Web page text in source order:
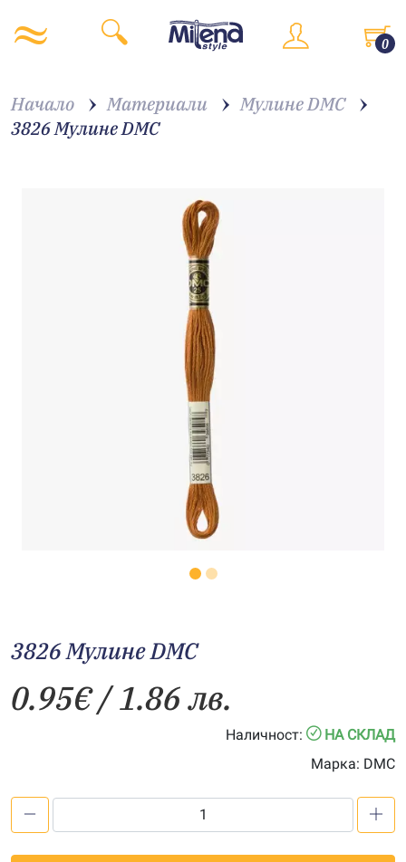
0
Начало Материали
Мулине DMC
3826 Мулине DMC
3826 Мулине DMC
0.95€/ 1.86 лв.
Наличност:
НА СКЛАД
Марка: DMC